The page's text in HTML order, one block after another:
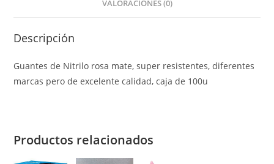
VALORACIONES (0)
Descripción
Guantes de Nitrilo rosa mate, super resistentes, diferentes
marcas pero de excelente calidad, caja de 100u
Productos relacionados